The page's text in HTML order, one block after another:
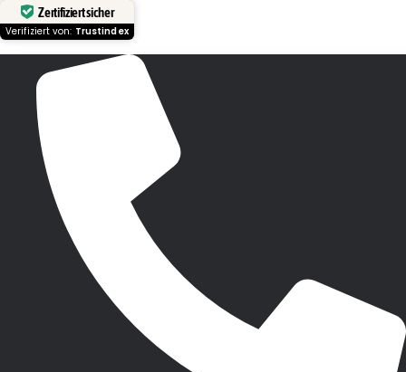
Zertifiziert sicher
Verifiziert von: Trustindex